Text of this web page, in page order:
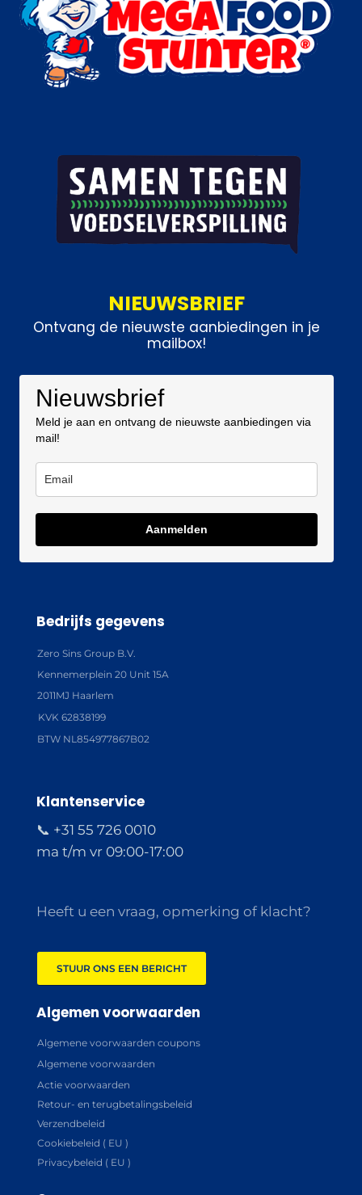
NIEUWSBRIEF
Ontvang de nieuwste aanbiedingen in je
mailbox!
Nieuwsbrief
Meld je aan en ontvang de nieuwste aanbiedingen via
mail!
Aanmelden
Bedrijfs gegevens
Zero Sins Group B.V.
Kennemerplein 20 Unit 15A
2011MJ Haarlem
KVK 62838199
BTW NL854977867B02
Klantenservice
📞 +31 55 726 0010
ma t/m vr 09:00-17:00
Heeft u een vraag, opmerking of klacht?
STUUR ONS EEN BERICHT
Algemen voorwaarden
Algemene voorwaarden coupons
Algemene voorwaarden
Actie voorwaarden
Retour- en terugbetalingsbeleid
Verzendbeleid
Cookiebeleid ( EU )
Privacybeleid ( EU )